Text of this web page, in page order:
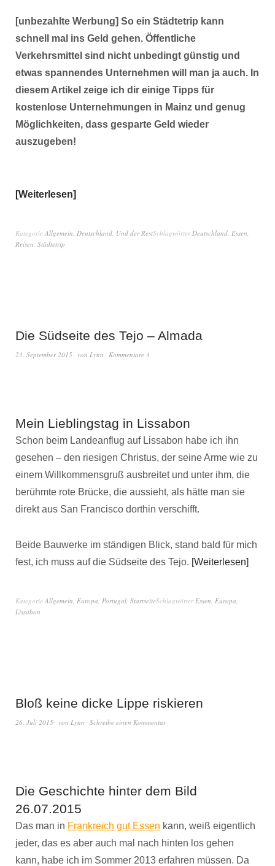
[unbezahlte Werbung] So ein Städtetrip kann
schnell mal ins Geld gehen. Öffentliche
Verkehrsmittel sind nicht unbedingt günstig und
etwas spannendes Unternehmen will man ja auch. In
diesem Artikel zeige ich dir einige Tipps für
kostenlose Unternehmungen in Mainz und genug
Möglichkeiten, dass gesparte Geld wieder
auszugeben!
Weiterlesen
Kategorie Allgemein, Deutschland, Und der RestSchlagwörterDeutschland, Essen,
Reisen, Städtetrip
Die Südseite des Tejo – Almada
23. September 2015 von Lynn Kommentare 3
Mein Lieblingstag in Lissabon
Schon beim Landeanflug auf Lissabon habe ich ihn
gesehen – den riesigen Christus, der seine Arme wie zu
einem Willkommensgruß ausbreitet und unter ihm, die
berühmte rote Brücke, die aussieht, als hätte man sie
direkt aus San Francisco dorthin verschifft.
Beide Bauwerke im ständigen Blick, stand bald für mich
fest, ich muss auf die Südseite des Tejo. Weiterlesen
Kategorie Allgemein, Europa, Portugal, StartseiteSchlagwörterEssen, Europa,
Lissabon
Bloß keine dicke Lippe riskieren
26. Juli 2015 von Lynn Schreibe einen Kommentar
Die Geschichte hinter dem Bild
26.07.2015
Das man in Frankreich gut Essen kann, weiß eigentlich
jeder, das es aber auch mal nach hinten los gehen
kann, habe ich im Sommer 2013 erfahren müssen. Da